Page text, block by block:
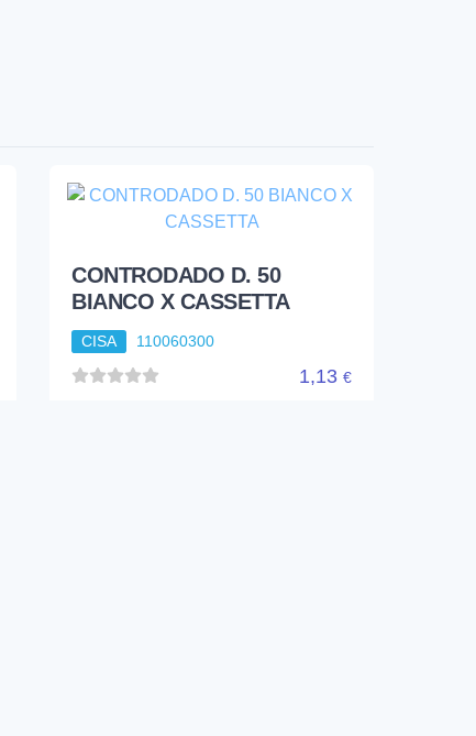
CONTRODADO D. 50
BIANCO X CASSETTA
CISA 110060300
1,13 €